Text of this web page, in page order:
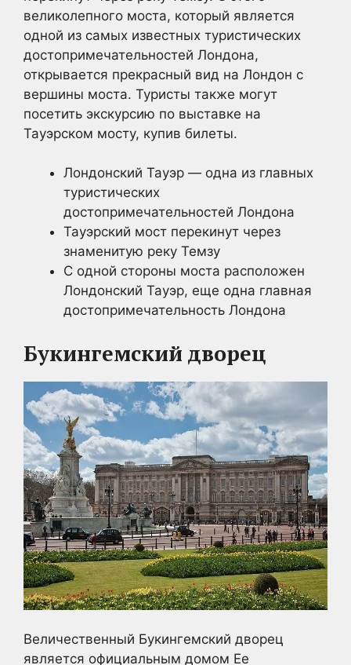
великолепного моста, который является
одной из самых известных туристических
достопримечательностей Лондона,
открывается прекрасный вид на Лондон с
вершины моста. Туристы также могут
посетить экскурсию по выставке на
Тауэрском мосту, купив билеты.
Лондонский Тауэр — одна из главных
туристических
достопримечательностей Лондона
Тауэрский мост перекинут через
знаменитую реку Темзу
С одной стороны моста расположен
Лондонский Тауэр, еще одна главная
достопримечательность Лондона
Букингемский дворец
Величественный Букингемский дворец
является официальным домом Ее